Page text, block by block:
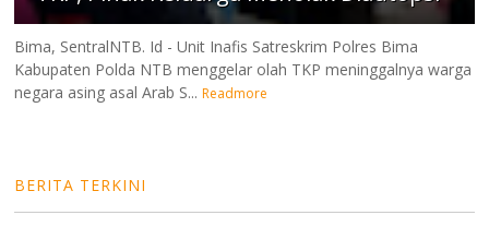
Bima, SentralNTB. Id - Unit Inafis Satreskrim Polres Bima
Kabupaten Polda NTB menggelar olah TKP meninggalnya warga
negara asing asal Arab S... Readmore
BERITA TERKINI